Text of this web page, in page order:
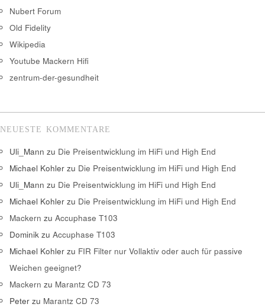
Nubert Forum
Old Fidelity
Wikipedia
Youtube Mackern Hifi
zentrum-der-gesundheit
NEUESTE KOMMENTARE
Uli_Mann zu Die Preisentwicklung im HiFi und High End
Michael Kohler zu Die Preisentwicklung im HiFi und High End
Uli_Mann zu Die Preisentwicklung im HiFi und High End
Michael Kohler zu Die Preisentwicklung im HiFi und High End
Mackern zu Accuphase T103
Dominik zu Accuphase T103
Michael Kohler zu FIR Filter nur Vollaktiv oder auch für passive
Weichen geeignet?
Mackern zu Marantz CD 73
Peter zu Marantz CD 73